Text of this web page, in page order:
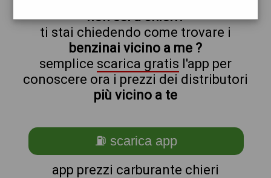
non sei a chieri?
ti stai chiedendo come trovare i
benzinai vicino a me ?
semplice scarica gratis l'app per
conoscere ora i prezzi dei distributori
più vicino a te
⛽ scarica app
app prezzi carburante chieri